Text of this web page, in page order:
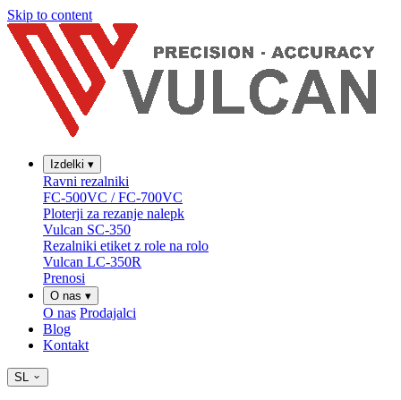
Skip to content
Izdelki ▾
Ravni rezalniki
FC-500VC / FC-700VC
Ploterji za rezanje nalepk
Vulcan SC-350
Rezalniki etiket z role na rolo
Vulcan LC-350R
Prenosi
O nas ▾
O nas Prodajalci
Blog
Kontakt
SL